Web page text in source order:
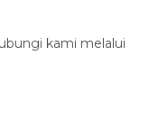
kami melalui